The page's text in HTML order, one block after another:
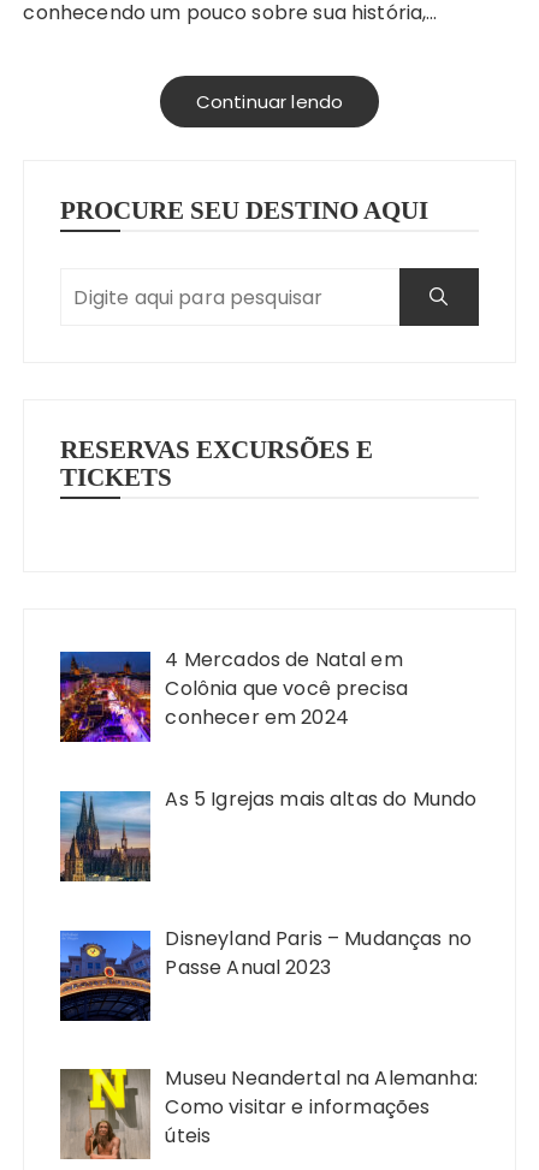
conhecendo um pouco sobre sua história,…
Continuar lendo
PROCURE SEU DESTINO AQUI
RESERVAS EXCURSÕES E
TICKETS
4 Mercados de Natal em
Colônia que você precisa
conhecer em 2024
As 5 Igrejas mais altas do Mundo
Disneyland Paris – Mudanças no
Passe Anual 2023
Museu Neandertal na Alemanha:
Como visitar e informações
úteis